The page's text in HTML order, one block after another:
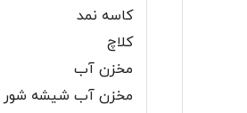
کاسه نمد
کلاچ
مخزن آب
مخزن آب شیشه شور